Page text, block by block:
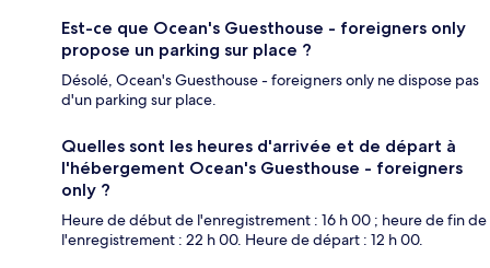
Est-ce que Ocean's Guesthouse - foreigners only
propose un parking sur place ?
Désolé, Ocean's Guesthouse - foreigners only ne dispose pas
d'un parking sur place.
Quelles sont les heures d'arrivée et de départ à
l'hébergement Ocean's Guesthouse - foreigners
only ?
Heure de début de l'enregistrement : 16 h 00 ; heure de fin de
l'enregistrement : 22 h 00. Heure de départ : 12 h 00.